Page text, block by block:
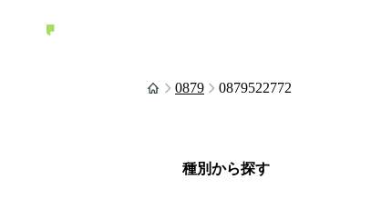
0879 0879522772
種別から探す